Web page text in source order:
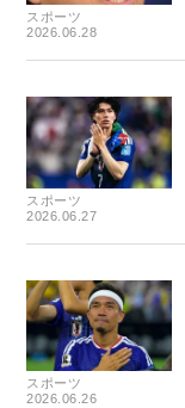
スポーツ
2026.06.28
スポーツ
2026.06.27
スポーツ
2026.06.26